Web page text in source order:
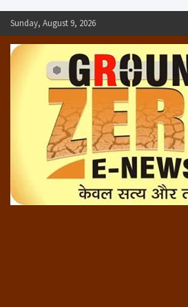
Skip
to
content
Sunday, August 9, 2026